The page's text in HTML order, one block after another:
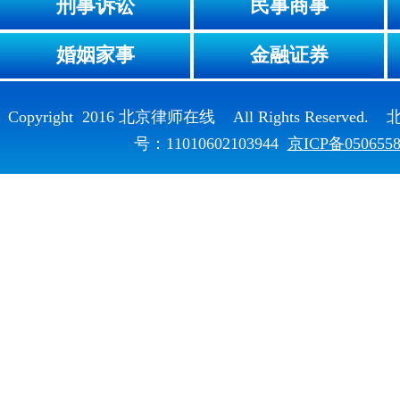
刑事诉讼 民事商事
婚姻家事 金融证券
Copyright 2016 北京律师在线 All Rights Reserved.
号：11010602103944 京ICP备